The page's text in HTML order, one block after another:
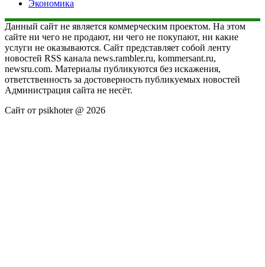
Экономика
Данный сайт не является коммерческим проектом. На этом
сайте ни чего не продают, ни чего не покупают, ни какие
услуги не оказываются. Сайт представляет собой ленту
новостей RSS канала news.rambler.ru, kommersant.ru,
newsru.com. Материалы публикуются без искажения,
ответственность за достоверность публикуемых новостей
Администрация сайта не несёт.
Сайт от psikhoter @ 2026